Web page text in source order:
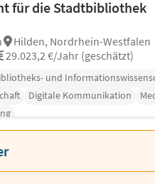
für die Stadtbibliothek
Hilden, Nordrhein-Westfalen
29.023,2 €/Jahr (geschätzt)
und
Digitale Kommunikation